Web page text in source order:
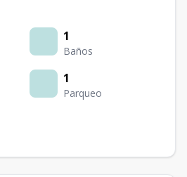
1
Baños
1
Parqueo